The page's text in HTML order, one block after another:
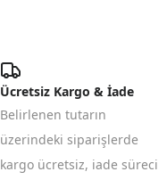
Ücretsiz Kargo & İade
Belirlenen tutarın
üzerindeki siparişlerde
kargo ücretsiz, iade süreci